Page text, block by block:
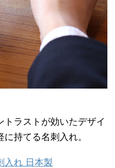
ラストが効いたデザイ
持てる名刺入れ。
入れ 日本製